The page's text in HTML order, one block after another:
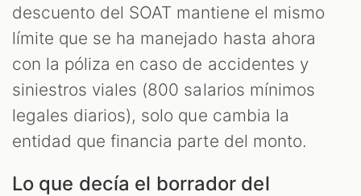
descuento del SOAT mantiene el mismo
límite que se ha manejado hasta ahora
con la póliza en caso de accidentes y
siniestros viales (800 salarios mínimos
legales diarios), solo que cambia la
entidad que financia parte del monto.
Lo que decía el borrador del